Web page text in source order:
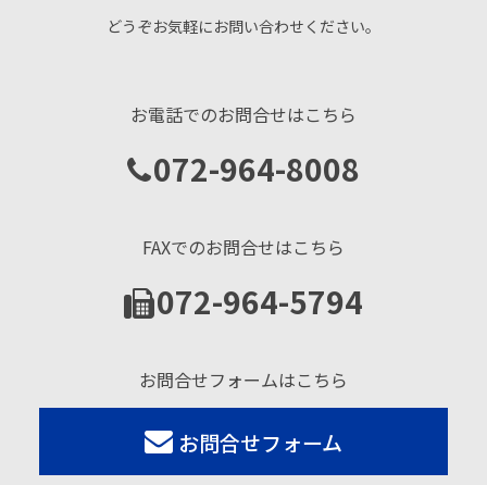
どうぞお気軽にお問い合わせください。
お電話でのお問合せはこちら
072-964-8008
FAXでのお問合せはこちら
072-964-5794
お問合せフォームはこちら
お問合せフォーム